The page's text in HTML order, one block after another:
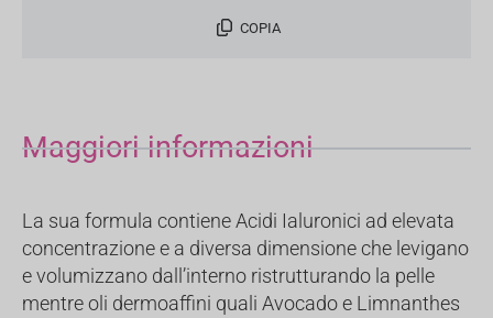
COPIA
Maggiori informazioni
La sua formula contiene Acidi Ialuronici ad elevata
concentrazione e a diversa dimensione che levigano
e volumizzano dall’interno ristrutturando la pelle
mentre oli dermoaffini quali Avocado e Limnanthes